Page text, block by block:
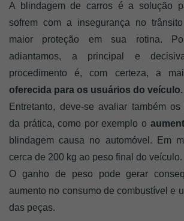
A blindagem de carros é a solução
sofrem com a insegurança no
maior proteção em sua rotina.
adiantamos, a principal e
procedimento é, com certeza, a
oferecida para os usuários do veículo.
Entretanto, deve-se avaliar também
da prática, como por exemplo o
blindagem causa no automóvel. Em
cerca de 200 kg ao peso final do veículo.
O ganho de peso pode gerar
aumento no consumo de combustível e
das peças.